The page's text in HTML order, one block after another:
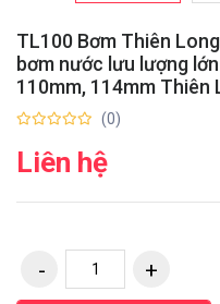
TL100 Bơm Thiên
bơm nước lưu lượng
110mm, 114mm Thiên
(0)
Liên hệ